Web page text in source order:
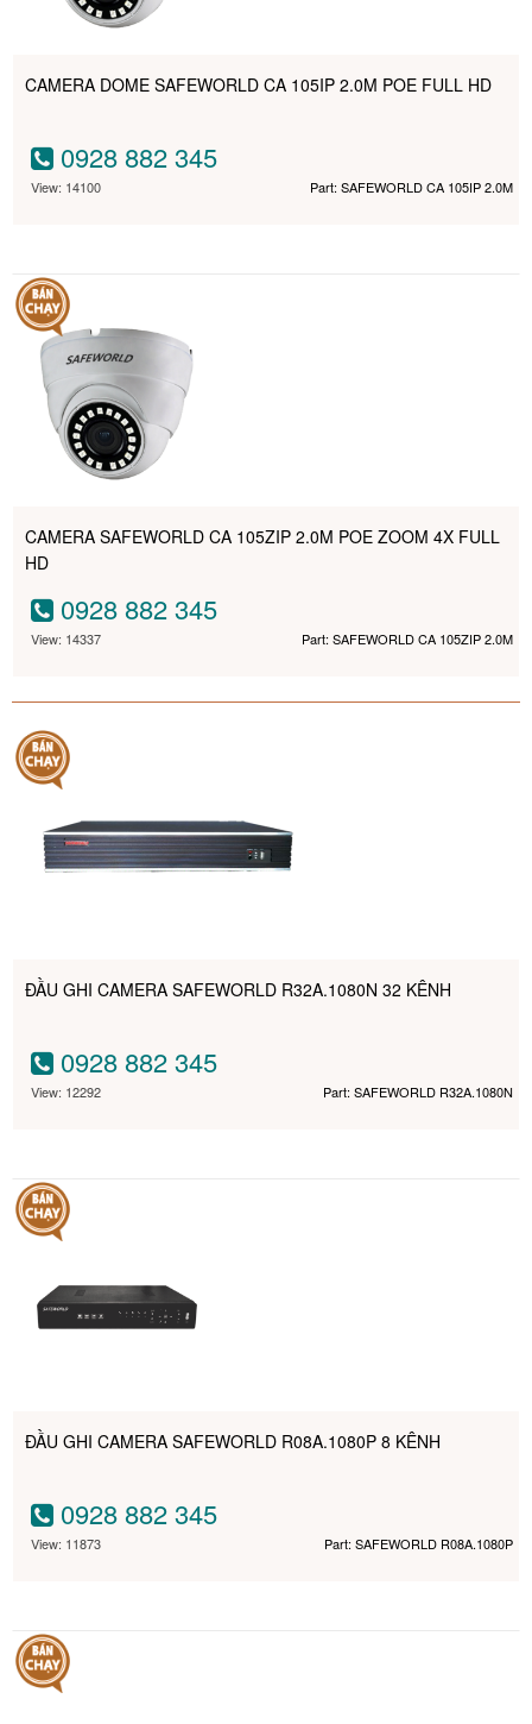
CAMERA DOME SAFEWORLD CA 105IP 2.0M POE FULL HD
0928 882 345
View: 14100 Part: SAFEWORLD CA 105IP 2.0M
CAMERA SAFEWORLD CA 105ZIP 2.0M POE ZOOM 4X FULL
HD
0928 882 345
View: 14337 Part: SAFEWORLD CA 105ZIP 2.0M
ĐẦU GHI CAMERA SAFEWORLD R32A.1080N 32 KÊNH
0928 882 345
View: 12292 Part: SAFEWORLD R32A.1080N
ĐẦU GHI CAMERA SAFEWORLD R08A.1080P 8 KÊNH
0928 882 345
View: 11873 Part: SAFEWORLD R08A.1080P